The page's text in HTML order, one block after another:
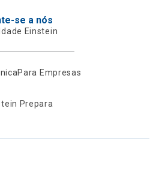
se a nós
Einstein
Para Empresas
Prepara